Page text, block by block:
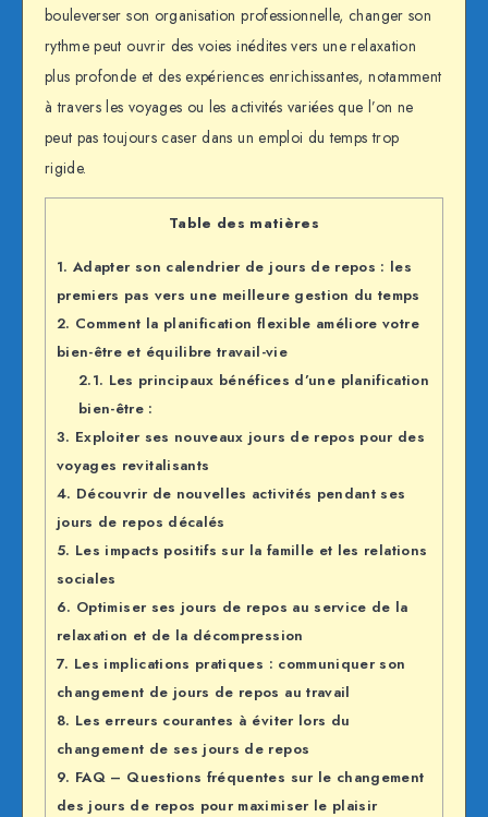
bouleverser son organisation professionnelle, changer son
rythme peut ouvrir des voies inédites vers une relaxation
plus profonde et des expériences enrichissantes, notamment
à travers les voyages ou les activités variées que l’on ne
peut pas toujours caser dans un emploi du temps trop
rigide.
Table des matières
1. Adapter son calendrier de jours de repos : les
premiers pas vers une meilleure gestion du temps
2. Comment la planification flexible améliore votre
bien-être et équilibre travail-vie
2.1. Les principaux bénéfices d’une planification
bien-être :
3. Exploiter ses nouveaux jours de repos pour des
voyages revitalisants
4. Découvrir de nouvelles activités pendant ses
jours de repos décalés
5. Les impacts positifs sur la famille et les relations
sociales
6. Optimiser ses jours de repos au service de la
relaxation et de la décompression
7. Les implications pratiques : communiquer son
changement de jours de repos au travail
8. Les erreurs courantes à éviter lors du
changement de ses jours de repos
9. FAQ – Questions fréquentes sur le changement
des jours de repos pour maximiser le plaisir